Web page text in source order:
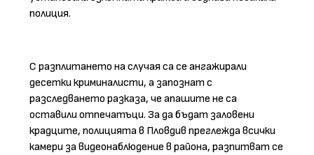
полиция.
С разплитането на случая са се ангажирали
десетки криминалисти, а запознат с
разследването разказа, че апашите не са
оставили отпечатъци. За да бъдат заловени
крадците, полицията в Пловдив преглежда всички
камери за видеонаблюдение в района, разпитват се